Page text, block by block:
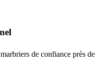
de confiance près de